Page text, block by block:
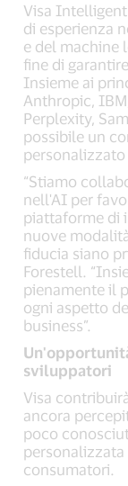
Visa
di esperienza
e del machine
fine di
Insieme ai
Anthropic,
Perplexity,
possibile un
“Stiamo
nell'AI per
piattaforme di
nuove
fiducia siano
Forestell.
pienamente il
ogni aspetto
business”.
sviluppatori
Visa
ancora
poco
personalizzata
consumatori.